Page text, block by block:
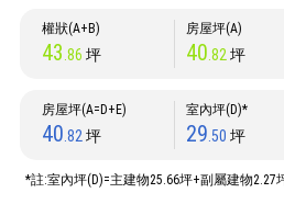
權狀(A+B)
43 .86 坪
房屋坪(A)
40 .82 坪
房屋坪(A=D+E)
40 .82 坪
室內坪(D)*
29 .50 坪
*註:室內坪(D)=主建物25.66坪+副屬建物2.27